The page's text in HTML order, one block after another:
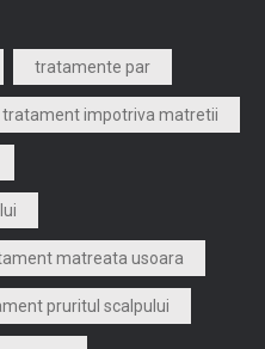
tratamente par
tratament impotriva matretii
matreata usoara
pruritul scalpului